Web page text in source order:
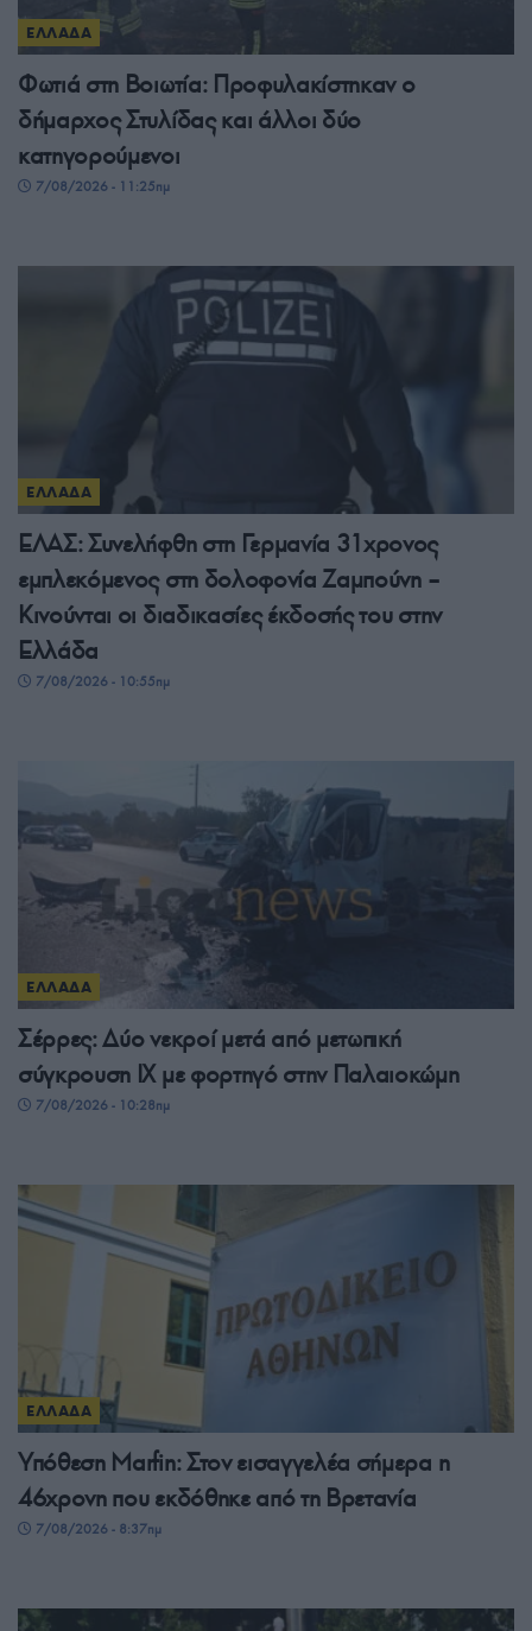
ΕΛΛΑΔΑ
Φωτιά στη Βοιωτία: Προφυλακίστηκαν ο
δήμαρχος Στυλίδας και άλλοι δύο
κατηγορούμενοι
7/08/2026 - 11:25πμ
ΕΛΛΑΔΑ
ΕΛΑΣ: Συνελήφθη στη Γερμανία 31χρονος
εμπλεκόμενος στη δολοφονία Ζαμπούνη –
Κινούνται οι διαδικασίες έκδοσής του στην
Ελλάδα
7/08/2026 - 10:55πμ
ΕΛΛΑΔΑ
Σέρρες: Δύο νεκροί μετά από μετωπική
σύγκρουση ΙΧ με φορτηγό στην Παλαιοκώμη
7/08/2026 - 10:28πμ
ΕΛΛΑΔΑ
Υπόθεση Marfin: Στον εισαγγελέα σήμερα η
46χρονη που εκδόθηκε από τη Βρετανία
7/08/2026 - 8:37πμ